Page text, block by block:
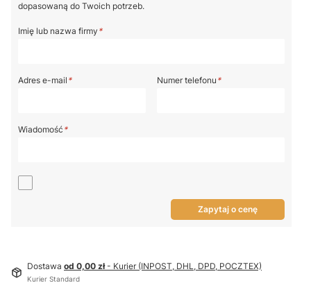
dopasowaną do Twoich potrzeb.
Imię lub nazwa firmy *
Adres e-mail * Numer telefonu *
Wiadomość *
Zapytaj o cenę
Dostawa od 0,00 zł- Kurier (INPOST, DHL, DPD, POCZTEX)
Kurier Standard